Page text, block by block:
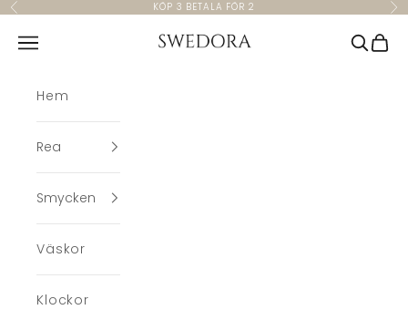
Hoppa till innehållet
Föregående KÖP 3 BETALA FÖR 2
Swedora
Meny Sök
Hem
Rea
Smycken
Väskor
Klockor